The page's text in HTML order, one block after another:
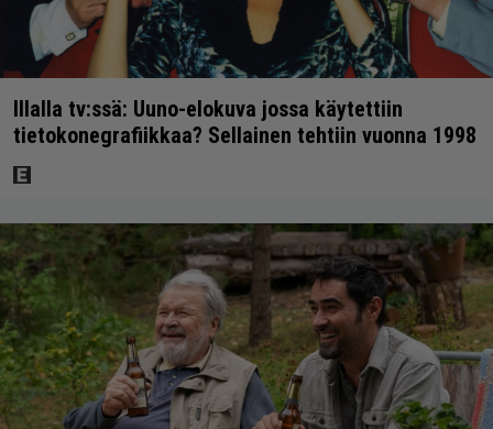
Illalla tv:ssä: Uuno-elokuva jossa käytettiin
tietokonegrafiikkaa? Sellainen tehtiin vuonna 1998